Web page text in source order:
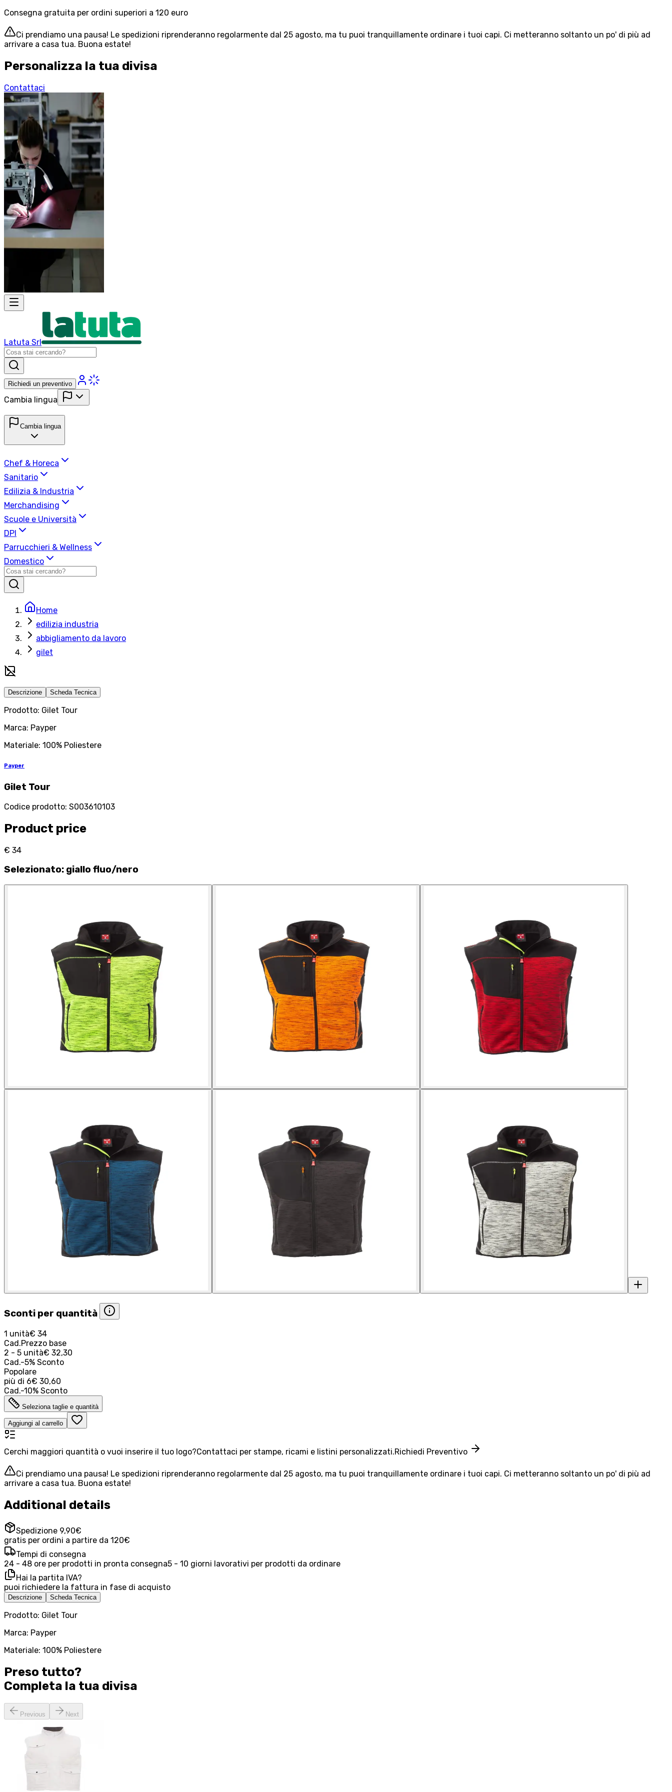
Consegna gratuita per ordini superiori a 120 euro
Ci prendiamo una pausa! Le spedizioni riprenderanno regolarmente dal 25 agosto, ma tu puoi tranquillamente ordinare i tuoi capi. Ci metteranno soltanto un po' di più ad
arrivare a casa tua. Buona estate!
Personalizza la tua divisa
Contattaci
Latuta Srl
Richiedi un preventivo
Cambia lingua
Cambia lingua
Chef & Horeca
Sanitario
Edilizia & Industria
Merchandising
Scuole e Università
DPI
Parrucchieri & Wellness
Domestico
Home
edilizia industria
abbigliamento da lavoro
gilet
Descrizione Scheda Tecnica
Prodotto: Gilet Tour
Marca: Payper
Materiale: 100% Poliestere
Payper
Gilet Tour
Codice prodotto: S003610103
Product price
€ 34
Selezionato: giallo fluo/nero
Sconti per quantità
1 unità€ 34
Cad.Prezzo base
2 - 5 unità€ 32,30
Cad.-5% Sconto
Popolare
più di 6€ 30,60
Cad.-10% Sconto
Seleziona taglie e quantità
Aggiungi al carrello
Cerchi maggiori quantità o vuoi inserire il tuo logo?Contattaci per stampe, ricami e listini personalizzati.Richiedi Preventivo
Ci prendiamo una pausa! Le spedizioni riprenderanno regolarmente dal 25 agosto, ma tu puoi tranquillamente ordinare i tuoi capi. Ci metteranno soltanto un po' di più ad
arrivare a casa tua. Buona estate!
Additional details
Spedizione 9,90€
gratis per ordini a partire da 120€
Tempi di consegna
24 - 48 ore per prodotti in pronta consegna5 - 10 giorni lavorativi per prodotti da ordinare
Hai la partita IVA?
puoi richiedere la fattura in fase di acquisto
Descrizione Scheda Tecnica
Prodotto: Gilet Tour
Marca: Payper
Materiale: 100% Poliestere
Preso tutto?
Completa la tua divisa
Previous Next